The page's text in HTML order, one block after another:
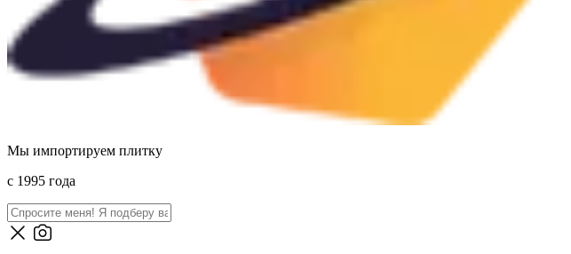
Мы импортируем плитку
c 1995 года